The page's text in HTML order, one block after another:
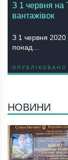
З 1 червня на
вантажівок
З 1 червня 2020
понад…
НОВИНИ